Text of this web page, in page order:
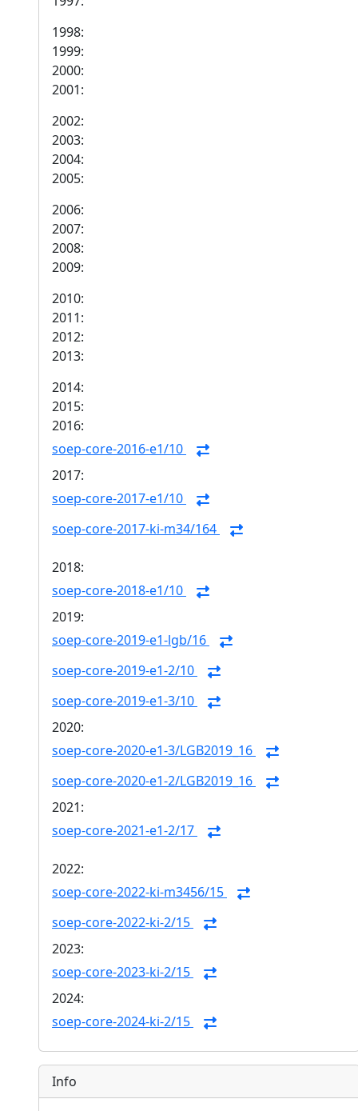
1998:
1999:
2000:
2001:
2002:
2003:
2004:
2005:
2006:
2007:
2008:
2009:
2010:
2011:
2012:
2013:
2014:
2015:
2016:
soep-core-2016-e1/10
2017:
soep-core-2017-e1/10
soep-core-2017-ki-m34/164
2018:
soep-core-2018-e1/10
2019:
soep-core-2019-e1-lgb/16
soep-core-2019-e1-2/10
soep-core-2019-e1-3/10
2020:
soep-core-2020-e1-3/LGB2019_16
soep-core-2020-e1-2/LGB2019_16
2021:
soep-core-2021-e1-2/17
2022:
soep-core-2022-ki-m3456/15
soep-core-2022-ki-2/15
2023:
soep-core-2023-ki-2/15
2024:
soep-core-2024-ki-2/15
Info